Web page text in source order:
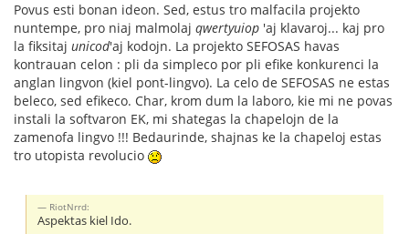
Povus esti bonan ideon. Sed, estus tro malfacila projekto
nuntempe, pro niaj malmolaj qwertyuiop 'aj klavaroj... kaj pro
la fiksitaj unicod'aj kodojn. La projekto SEFOSAS havas
kontrauan celon : pli da simpleco por pli efike konkurenci la
anglan lingvon (kiel pont-lingvo). La celo de SEFOSAS ne estas
beleco, sed efikeco. Char, krom dum la laboro, kie mi ne povas
instali la softvaron EK, mi shategas la chapelojn de la
zamenofa lingvo !!! Bedaurinde, shajnas ke la chapeloj estas
tro utopista revolucio
RiotNrrd:
Aspektas kiel Ido.